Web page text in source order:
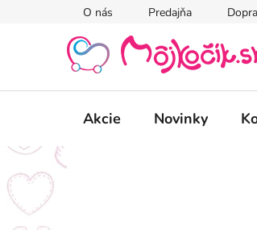
O nás Predajňa
Akcie Novinky